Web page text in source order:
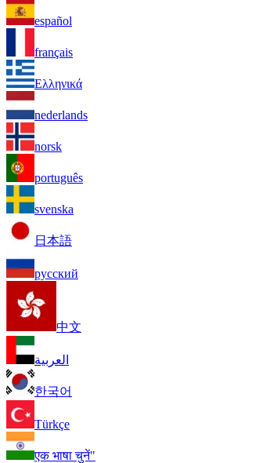
español
français
Ελληνικά
nederlands
norsk
português
svenska
日本語
русский
中文
العربية
한국어
Türkçe
एक भाषा चुनें"